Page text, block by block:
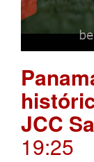
JCC
19:25